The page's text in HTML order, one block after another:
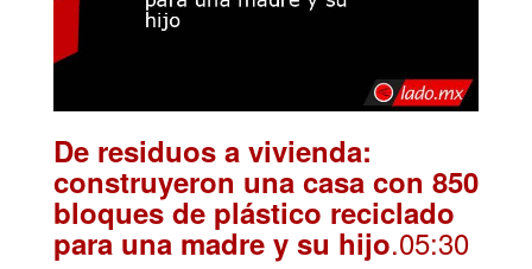
De residuos a vivienda:
construyeron una casa con 850
bloques de plástico reciclado
para una madre y su hijo.05:30